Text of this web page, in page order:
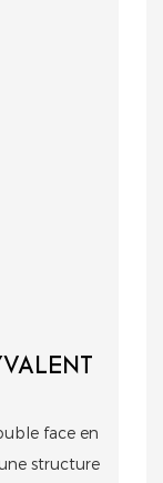
face en
structure